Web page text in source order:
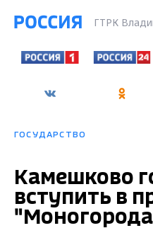
ГТРК
ГОСУДАРСТВО
Камешково
вступить в